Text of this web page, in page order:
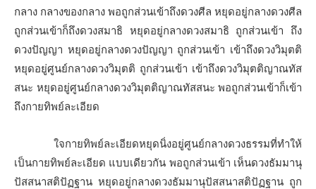
กลาง กลางของกลาง พอถูกส่วนเข้าถึงดวงศีล หยุดอยู่กลางดวงศีล
ถูกส่วนเข้าก็ถึงดวงสมาธิ หยุดอยู่กลางดวงสมาธิ ถูกส่วนเข้า ถึง
ดวงปัญญา หยุดอยู่กลางดวงปัญญา ถูกส่วนเข้า เข้าถึงดวงวิมุตติ
หยุดอยู่ศูนย์กลางดวงวิมุตติ ถูกส่วนเข้า เข้าถึงดวงวิมุตติญาณทัส
สนะ หยุดอยู่ศูนย์กลางดวงวิมุตติญาณทัสสนะ พอถูกส่วนเข้าก็เข้า
ถึงกายทิพย์ละเอียด
ใจกายทิพย์ละเอียดหยุดนิ่งอยู่ศูนย์กลางดวงธรรมที่ทำให้
เป็นกายทิพย์ละเอียด แบบเดียวกัน พอถูกส่วนเข้า เห็นดวงธัมมานุ
ปัสสนาสติปัฏฐาน หยุดอยู่กลางดวงธัมมานุปัสสนาสติปัฏฐาน ถูก